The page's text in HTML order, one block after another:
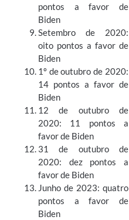
pontos a favor de
Biden
Setembro de 2020:
oito pontos a favor de
Biden
1º de outubro de 2020:
14 pontos a favor de
Biden
12 de outubro de
2020: 11 pontos a
favor de Biden
31 de outubro de
2020: dez pontos a
favor de Biden
Junho de 2023: quatro
pontos a favor de
Biden